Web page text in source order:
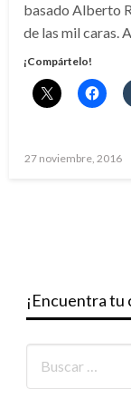
basado Alberto
de las mil caras.
¡Compártelo!
Publicado
27 noviembre, 2016
¡Encuentra